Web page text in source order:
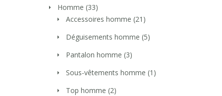
Homme (33)
Accessoires homme (21)
Déguisements homme (5)
Pantalon homme (3)
Sous-vêtements homme (1)
Top homme (2)